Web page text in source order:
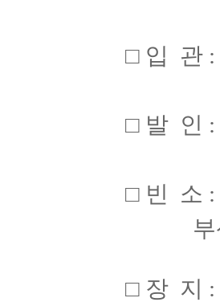
□ 입 관 :
□ 발 인 :
□ 빈 소 :
□ 장 지 :